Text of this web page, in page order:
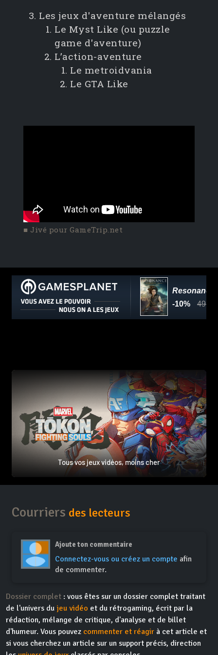
Les jeux d'aventure mélangés
Le Myst Like (ou puzzle
game d'aventure)
L’action-aventure
Le metroidvania
Le GTA Like
■ Jivé pour GameTrip.net
Tous vos jeux vidéos, moins cher
Courriers des lecteurs
Ajoute ton commentaire
Connectez-vous ou créez un compte afin
de commenter.
Dossier complet : vous êtes sur un dossier complet traitant
de l'univers du jeu vidéo et du rétrogaming, écrit par la
rédaction, mélange de critique, d'analyse et de billet
d'humeur. Vous pouvez commenter et réagir à cet article et
si vous cherchez un article sur un support précis, direction